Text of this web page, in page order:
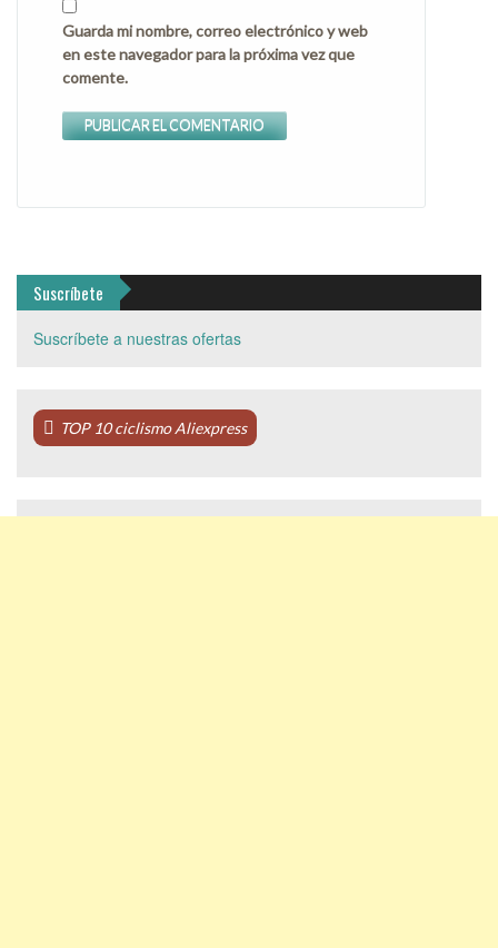
Guarda mi nombre, correo electrónico y web
en este navegador para la próxima vez que
comente.
Suscríbete
Suscríbete a nuestras ofertas
TOP 10 ciclismo Aliexpress